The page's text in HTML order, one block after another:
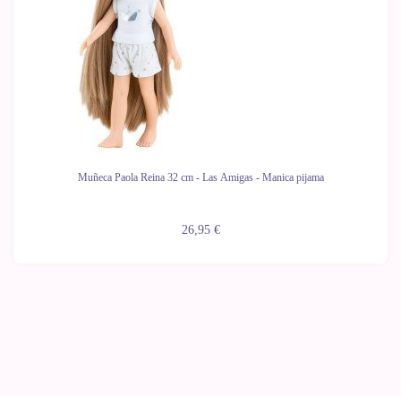
Muñeca Paola Reina 32 cm - Las Amigas - Manica pijama
26,95 €